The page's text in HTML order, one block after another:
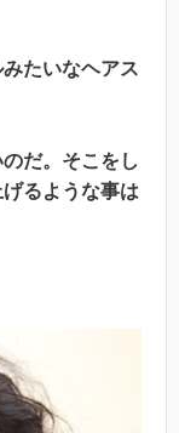
たいなヘアス
だ。そこをし
るような事は